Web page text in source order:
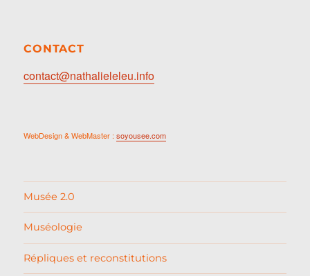
CONTACT
contact@nathalieleleu.info
WebDesign & WebMaster :soyousee.com
Musée 2.0
Muséologie
Répliques et reconstitutions